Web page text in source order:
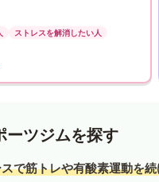
ストレスを解消したい人
ーツジムを探す
で筋トレや有酸素運動を